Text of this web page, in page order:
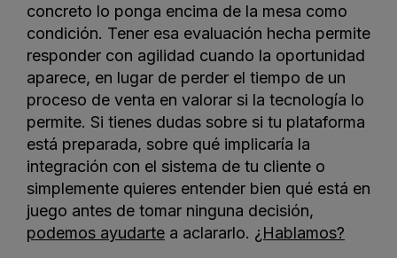
concreto lo ponga encima de la mesa como
condición. Tener esa evaluación hecha permite
responder con agilidad cuando la oportunidad
aparece, en lugar de perder el tiempo de un
proceso de venta en valorar si la tecnología lo
permite. Si tienes dudas sobre si tu plataforma
está preparada, sobre qué implicaría la
integración con el sistema de tu cliente o
simplemente quieres entender bien qué está en
juego antes de tomar ninguna decisión,
podemos ayudarte a aclararlo. ¿Hablamos?